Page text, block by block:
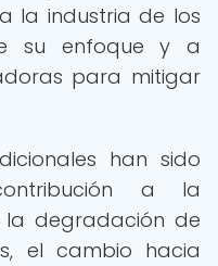
la industria de los
su enfoque y a
para mitigar
han sido
a la
la degradación de
el cambio hacia